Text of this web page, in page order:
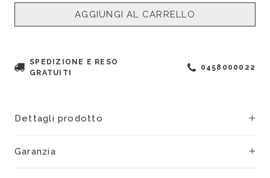
AGGIUNGI AL CARRELLO
SPEDIZIONE E RESO
GRATUITI
0458000022
Dettagli prodotto
Garanzia